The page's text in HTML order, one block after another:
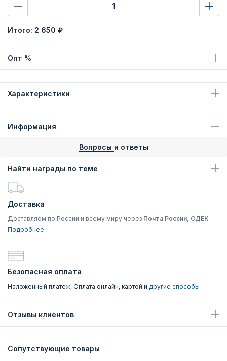
Итого: 2 650 ₽
Опт %
Характеристики
Информация
Вопросы и ответы
Найти награды по теме
Доставка
Доставляем по России и всему миру через Почта России, СДЕК
Подробнее
Безопасная оплата
Наложенный платеж, Оплата онлайн, картой и другие способы
Отзывы клиентов
Сопутствующие товары